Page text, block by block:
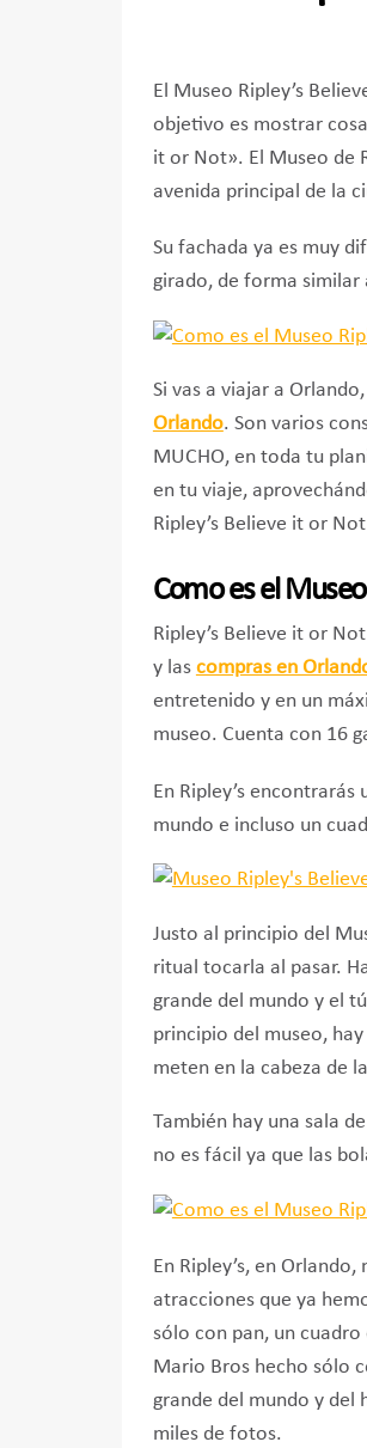
El Museo Ripley’s
objetivo es mostrar
it or Not». El Museo de
avenida principal de la
Su fachada ya es muy
girado, de forma similar
Si vas a viajar a
Orlando. Son varios
MUCHO, en toda tu
en tu viaje,
Ripley’s Believe it or
Como es el
Ripley’s Believe it or
y las compras en
entretenido y en un
museo. Cuenta con 16
En Ripley’s
mundo e incluso un
Justo al principio del
ritual tocarla al pasar.
grande del mundo y el
principio del museo,
meten en la cabeza de
También hay una sala
no es fácil ya que las
En Ripley’s, en
atracciones que ya
sólo con pan, un cuadro
Mario Bros hecho sólo
grande del mundo y del
miles de fotos.